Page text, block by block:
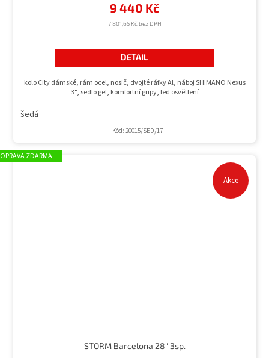
7 801,65 Kč bez DPH
9 440 Kč
DETAIL
kolo City dámské, rám ocel, nosič, dvojté ráfky Al, náboj SHIMANO Nexus
3°, sedlo gel, komfortní gripy, led osvětlení
šedá
Kód: 20015/SED/17
Akce
ZDARMA
STORM Barcelona 28" 3sp.